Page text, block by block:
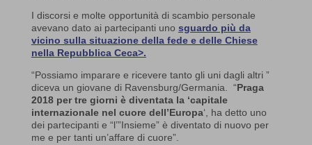
I discorsi e molte opportunità di scambio personale
avevano dato ai partecipanti uno sguardo più da
vicino sulla situazione della fede e delle Chiese
nella Repubblica Ceca>.
“Possiamo imparare e ricevere tanto gli uni dagli altri ”
diceva un giovane di Ravensburg/Germania. “Praga
2018 per tre giorni è diventata la ‘capitale
internazionale nel cuore dell’Europa‘, ha detto uno
dei partecipanti e “l’”Insieme” è diventato di nuovo per
me e per tanti un’affare di cuore”.